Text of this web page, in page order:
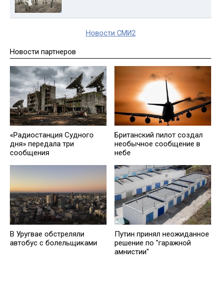
Новости СМИ2
Новости партнеров
«Радиостанция Судного
дня» передала три
сообщения
Британский пилот создал
необычное сообщение в
небе
В Уругвае обстреляли
автобус с болельщиками
Путин принял неожиданное
решение по "гаражной
амнистии"